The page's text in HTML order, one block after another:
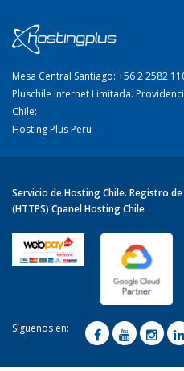
Mesa Central Santiago: +56 2 2582
Pluschile Internet Limitada.
Chile:
Hosting Plus Peru
Servicio de Hosting Chile. Registro
(HTTPS) Cpanel Hosting Chile
Síguenos en: